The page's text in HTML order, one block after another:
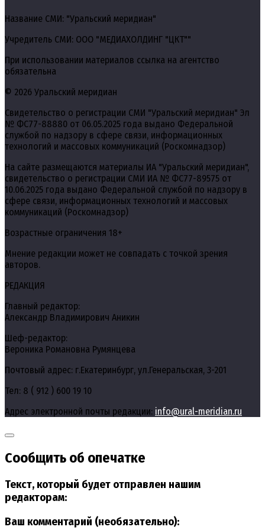
Название СМИ: "Уральский меридиан"
Учредитель СМИ: ООО "МЕДИАХОЛДИНГ "ЦКТ""
При использовании материалов ссылка на агентство
обязательна
© 2026 Уральский меридиан
Свидетельство о регистрации СМИ "Уральский меридиан" Эл
№ ФС77-88880 от 06.05.2025 года выдано Федеральной
службой по надзору в сфере связи, информационных
технологий и массовых коммуникаций (Роскомнадзор)
На сайте размещаются материалы ИА "Уральский меридиан",
свидетельство о регистрации СМИ ИА № ФС77-89575 от
10.06.2025 года выдано Федеральной службой по надзору в
сфере связи, информационных технологий и массовых
коммуникаций (Роскомнадзор)
Возрастные ограничения 18+
Мнение редакции может не совпадать с точкой зрения
авторов.
РЕДАКЦИЯ
Главный редактор:
Александр Владимирович Аникин
Шеф-редактор:
Вероника Романовна Румянцева
Почтовый адрес: г.Екатеринбург, ул.Генеральская, 3-201
Тел: 8 ( 912 ) 600 19 10
Адрес электронной почты редакции: info@ural-meridian.ru
Сообщить об опечатке
Текст, который будет отправлен нашим
редакторам:
Ваш комментарий (необязательно):